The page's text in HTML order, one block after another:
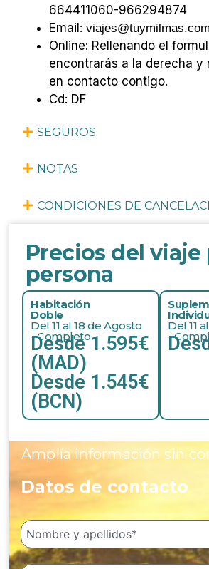
664411060-966294874
Email:viajes@tuymilmas.com
Online: Rellenando el
encontrarás a la derechay
en contacto contigo.
Cd: DF
SEGUROS
NOTAS
CONDICIONES DE
Precios del viaje
persona
Habitación
Doble
Del 11 al 18 de Agosto
- Completo
Desde 1.595€
(MAD)
Desde 1.545€
(BCN)
Del 11
-
Amplía información sin
Datos de contacto